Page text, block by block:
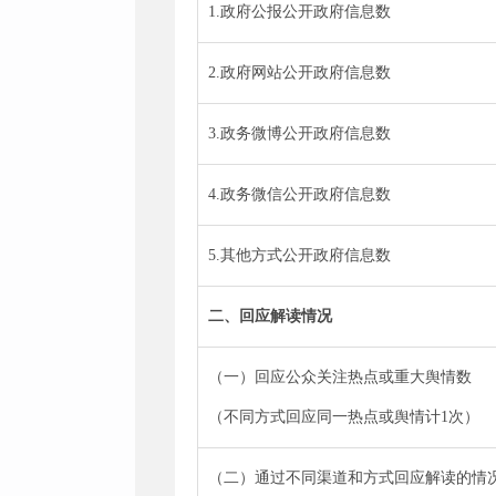
1.政府公报公开政府信息数
2.政府网站公开政府信息数
3.政务微博公开政府信息数
4.政务微信公开政府信息数
5.其他方式公开政府信息数
二、回应解读情况
（一）回应公众关注热点或重大舆情数
（不同方式回应同一热点或舆情计1次）
（二）通过不同渠道和方式回应解读的情